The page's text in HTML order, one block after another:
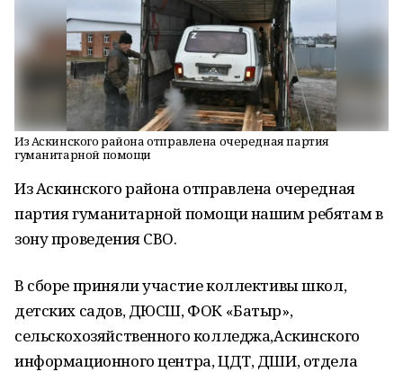
Из Аскинского района отправлена очередная партия
гуманитарной помощи
Из Аскинского района отправлена очередная
партия гуманитарной помощи нашим ребятам в
зону проведения СВО.
В сборе приняли участие коллективы школ,
детских садов, ДЮСШ, ФОК «Батыр»,
сельскохозяйственного колледжа,Аскинского
информационного центра, ЦДТ, ДШИ, отдела